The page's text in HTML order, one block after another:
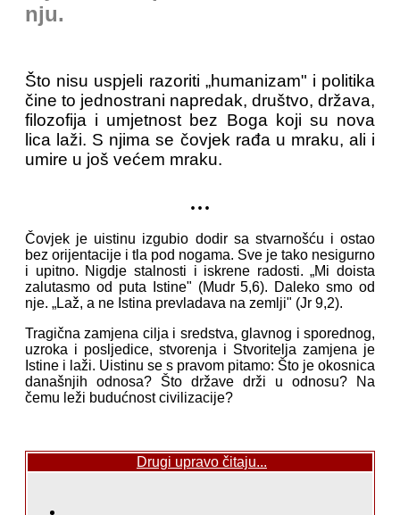
nju.
Što nisu uspjeli razoriti „humanizam" i politika
čine to jednostrani napredak, društvo, država,
filozofija i umjetnost bez Boga koji su nova
lica laži. S njima se čovjek rađa u mraku, ali i
umire u još većem mraku.
...
Čovjek je uistinu izgubio dodir sa stvarnošću i ostao
bez orijentacije i tla pod nogama. Sve je tako nesigurno
i upitno. Nigdje stalnosti i iskrene radosti. „Mi doista
zalutasmo od puta Istine" (Mudr 5,6). Daleko smo od
nje. „Laž, a ne Istina prevladava na zemlji" (Jr 9,2).
Tragična zamjena cilja i sredstva, glavnog i sporednog,
uzroka i posljedice, stvorenja i Stvoritelja zamjena je
Istine i laži. Uistinu se s pravom pitamo: Što je okosnica
današnjih odnosa? Što države drži u odnosu? Na
čemu leži budućnost civilizacije?
Drugi upravo čitaju...